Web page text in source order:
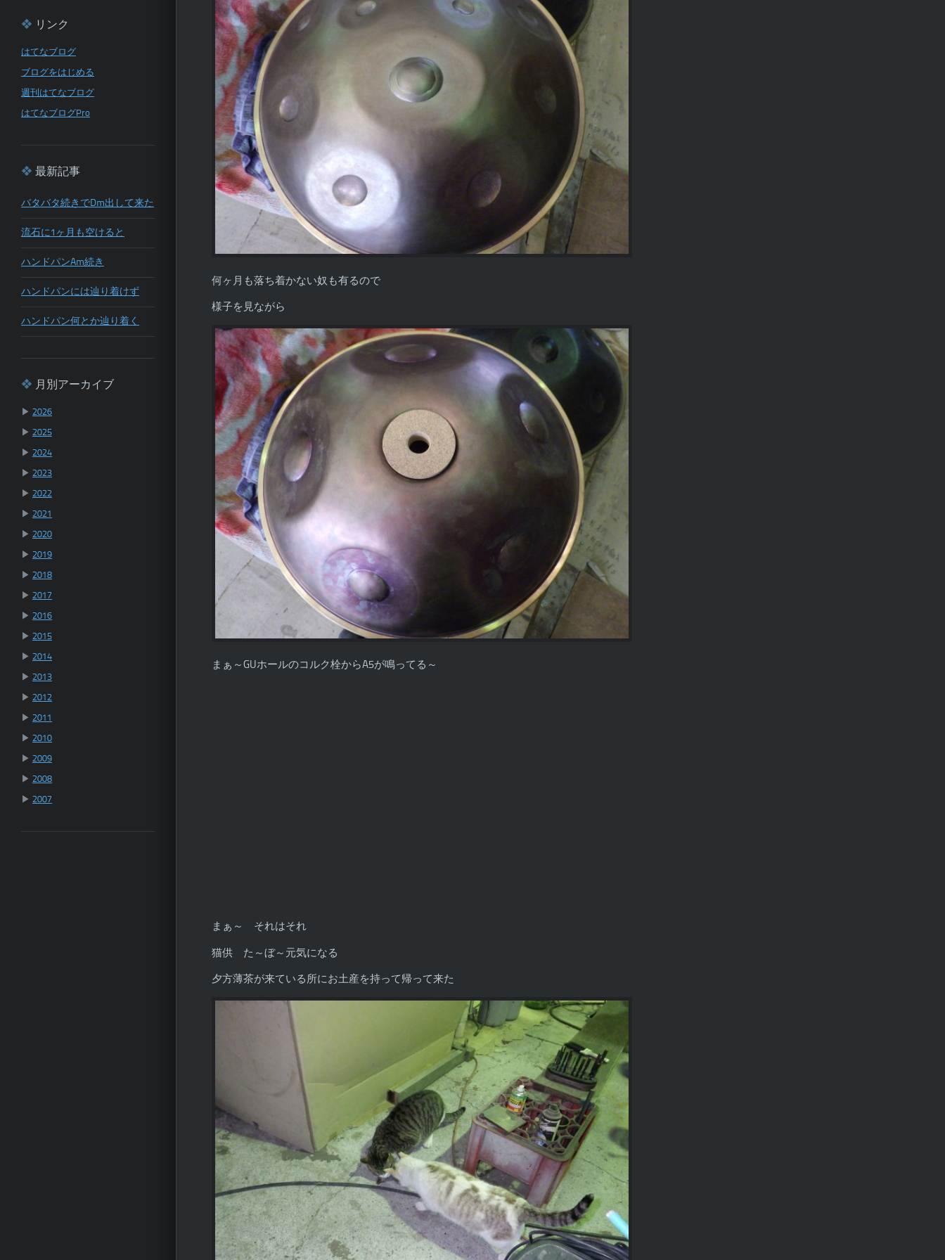
何ヶ月も落ち着かない奴も有るので
様子を見ながら
まぁ～GUホールのコルク栓からA5が鳴ってる～
まぁ～ それはそれ
猫供 た～ぼ～元気になる
夕方薄茶が来ている所にお土産を持って帰って来た
リンク
はてなブログ
ブログをはじめる
週刊はてなブログ
はてなブログPro
最新記事
バタバタ続きでDm出して来た
流石に1ヶ月も空けると
ハンドパンAm続き
ハンドパンには辿り着けず
ハンドパン何とか辿り着く
月別アーカイブ
▶ 2026
▶ 2025
▶ 2024
▶ 2023
▶ 2022
▶ 2021
▶ 2020
▶ 2019
▶ 2018
▶ 2017
▶ 2016
▶ 2015
▶ 2014
▶ 2013
▶ 2012
▶ 2011
▶ 2010
▶ 2009
▶ 2008
▶ 2007